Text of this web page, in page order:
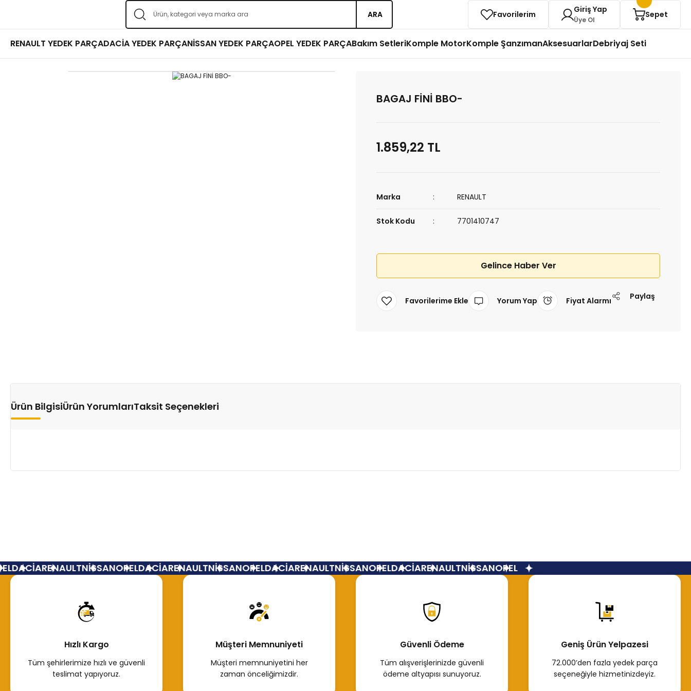
ARA Favorilerim Giriş Yap
Üye Ol
Sepet
RENAULT YEDEK PARÇADACİA YEDEK PARÇANİSSAN YEDEK PARÇAOPEL YEDEK PARÇABakım SetleriKomple MotorKomple ŞanzımanAksesuarlarDebriyaj Seti
BAGAJ FİNİ BBO-
1.859,22 TL
Marka RENAULT
Stok Kodu 7701410747
Gelince Haber Ver
Yorum Yap Fiyat Alarmı Paylaş
Ürün BilgisiÜrün YorumlarıTaksit Seçenekleri
DACİARENAULTNİSSANOPELDACİARENAULTNİSSANOPELDACİARENAULTNİSSANOPELDACİARENAULTNİSSANOPEL
Hızlı Kargo
Tüm şehirlerimize hızlı ve güvenli
teslimat yapıyoruz.
Müşteri Memnuniyeti
Müşteri memnuniyetini her
zaman önceliğimizdir.
Güvenli Ödeme
Tüm alışverişlerinizde güvenli
ödeme altyapısı sunuyoruz.
Geniş Ürün Yelpazesi
72.000’den fazla yedek parça
seçeneğiyle hizmetinizdeyiz.